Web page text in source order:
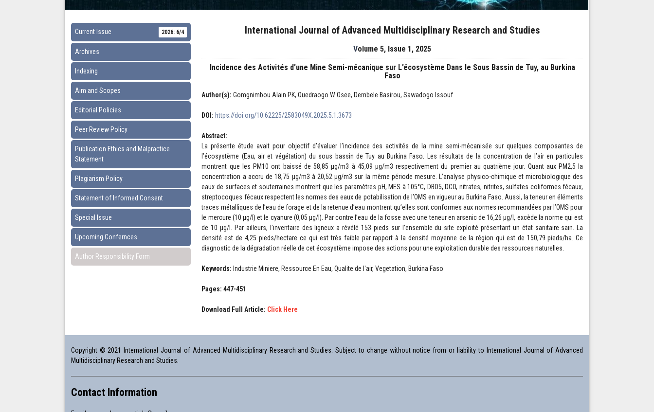
Current Issue 2026: 6/4
Archives
Indexing
Aim and Scopes
Editorial Policies
Peer Review Policy
Publication Ethics and Malpractice
Statement
Plagiarism Policy
Statement of Informed Consent
Special Issue
Upcoming Confernces
Author Responsibility Form
International Journal of Advanced Multidisciplinary Research and Studies
Volume 5, Issue 1, 2025
Incidence des Activités d’une Mine Semi-mécanique sur L’écosystème Dans le Sous Bassin de Tuy, au Burkina
Faso
Author(s): Gomgnimbou Alain PK, Ouedraogo W Osee, Dembele Basirou, Sawadogo Issouf
DOI: https://doi.org/10.62225/2583049X.2025.5.1.3673
Abstract:
La présente étude avait pour objectif d’évaluer l’incidence des activités de la mine semi-mécanisée sur quelques composantes de
l’écosystème (Eau, air et végétation) du sous bassin de Tuy au Burkina Faso. Les résultats de la concentration de l’air en particules
montrent que les PM10 ont baissé de 58,85 µg/m3 à 45,09 µg/m3 respectivement du premier au quatrième jour. Quant aux PM2,5 la
concentration a accru de 18,75 µg/m3 à 20,52 µg/m3 sur la même période mesure. L’analyse physico-chimique et microbiologique des
eaux de surfaces et souterraines montrent que les paramètres pH, MES à 105°C, DBO5, DCO, nitrates, nitrites, sulfates coliformes fécaux,
streptocoques fécaux respectent les normes des eaux de potabilisation de l’OMS en vigueur au Burkina Faso. Aussi, la teneur en éléments
traces métalliques de l’eau de forage et de la retenue d’eau montrent qu’elles sont conformes aux normes recommandées par l’OMS pour
le mercure (10 µg/I) et le cyanure (0,05 µg/I). Par contre l’eau de la fosse avec une teneur en arsenic de 16,26 µg/I, excède la norme qui est
de 10 µg/I. Par ailleurs, l’inventaire des ligneux a révélé 153 pieds sur l’ensemble du site exploité présentant un état sanitaire sain. La
densité est de 4,25 pieds/hectare ce qui est très faible par rapport à la densité moyenne de la région qui est de 150,79 pieds/ha. Ce
diagnostic de la dégradation réelle de cet écosystème impose des actions pour une exploitation durable des ressources naturelles.
Keywords: Industrie Miniere, Ressource En Eau, Qualite de l'air, Vegetation, Burkina Faso
Pages: 447-451
Download Full Article: Click Here
Copyright © 2021 International Journal of Advanced Multidisciplinary Research and Studies. Subject to change without notice from or liability to International Journal of Advanced
Multidisciplinary Research and Studies.
Contact Information